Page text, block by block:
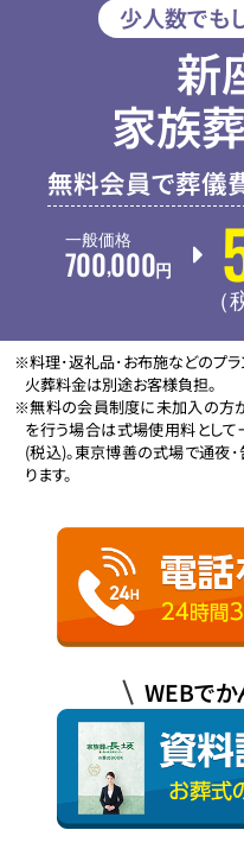
少人数でも
新
家族
無料会員で葬儀
一般価格
700,000円
（
※料理･返礼品･お布施などのプラ
火葬料金は別途お客様負担。
※無料の会員制度に未加入の方
を行う場合は式場使用料とし
(税込)。東京博善の式場で通夜
ります。
WEBでか